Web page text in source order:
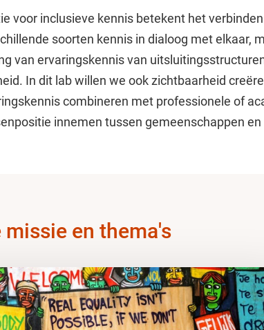
voor inclusieve kennis betekent het
soorten kennis in dialoog met elkaar,
van ervaringskennis van
In dit lab willen we ook zichtbaarheid
combineren met professionele of
innemen tussen gemeenschappen
missie en thema's